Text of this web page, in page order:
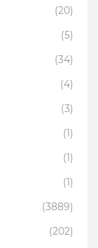
(20)
(5)
(34)
(4)
(3)
(1)
(1)
(1)
(3889)
(202)